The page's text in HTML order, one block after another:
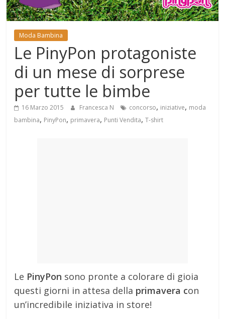
Mondo
Moda Bambina
Le PinyPon protagoniste
di un mese di sorprese
per tutte le bimbe
16 Marzo 2015 Francesca N concorso, iniziative, moda
bambina, PinyPon, primavera, Punti Vendita,T-shirt
Le PinyPon sono pronte a colorare di gioia
questi giorni in attesa della primavera con
un’incredibile iniziativa in store!